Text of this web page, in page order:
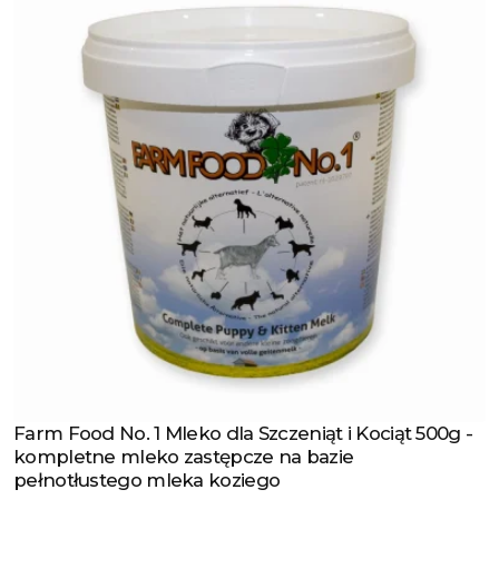
Zobacz produkt
Farm Food No. 1 Mleko dla Szczeniąt i Kociąt 500g -
kompletne mleko zastępcze na bazie
pełnotłustego mleka koziego